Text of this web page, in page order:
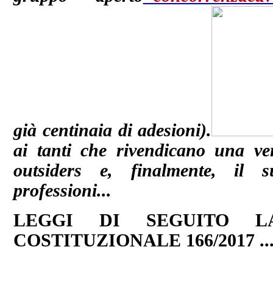
già centinaia di adesioni).
ai tanti che rivendicano una
outsiders e, finalmente, il
professioni...
LEGGI DI SEGUITO
COSTITUZIONALE 166/2017